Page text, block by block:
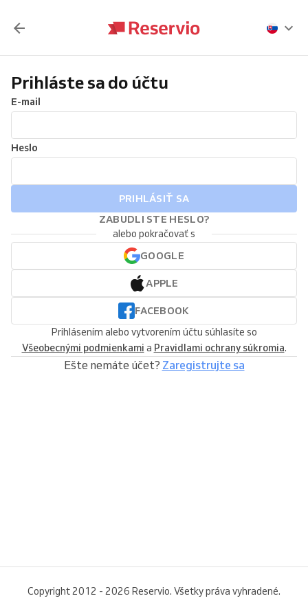
Prihláste sa do účtu
E-mail
Heslo
PRIHLÁSIŤ SA
ZABUDLI STE HESLO?
alebo pokračovať s
GOOGLE
APPLE
FACEBOOK
Prihlásením alebo vytvorením účtu súhlasíte so
Všeobecnými podmienkami a Pravidlami ochrany súkromia.
Ešte nemáte účet? Zaregistrujte sa
Copyright 2012 - 2026 Reservio. Všetky práva vyhradené.